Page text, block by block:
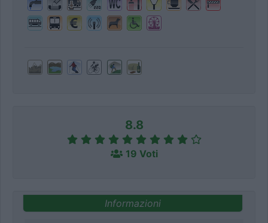
8.8
19 Voti
Informazioni